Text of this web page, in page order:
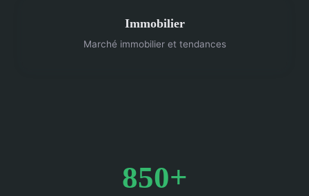
Immobilier
Marché immobilier et tendances
850+